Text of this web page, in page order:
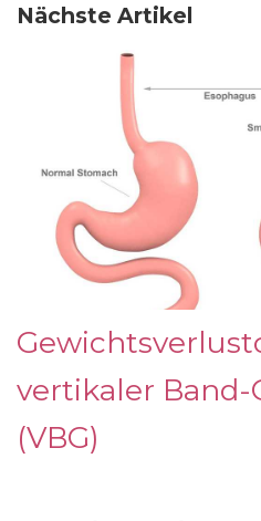
Nächste Artikel
vertikaler Band-
(VBG)